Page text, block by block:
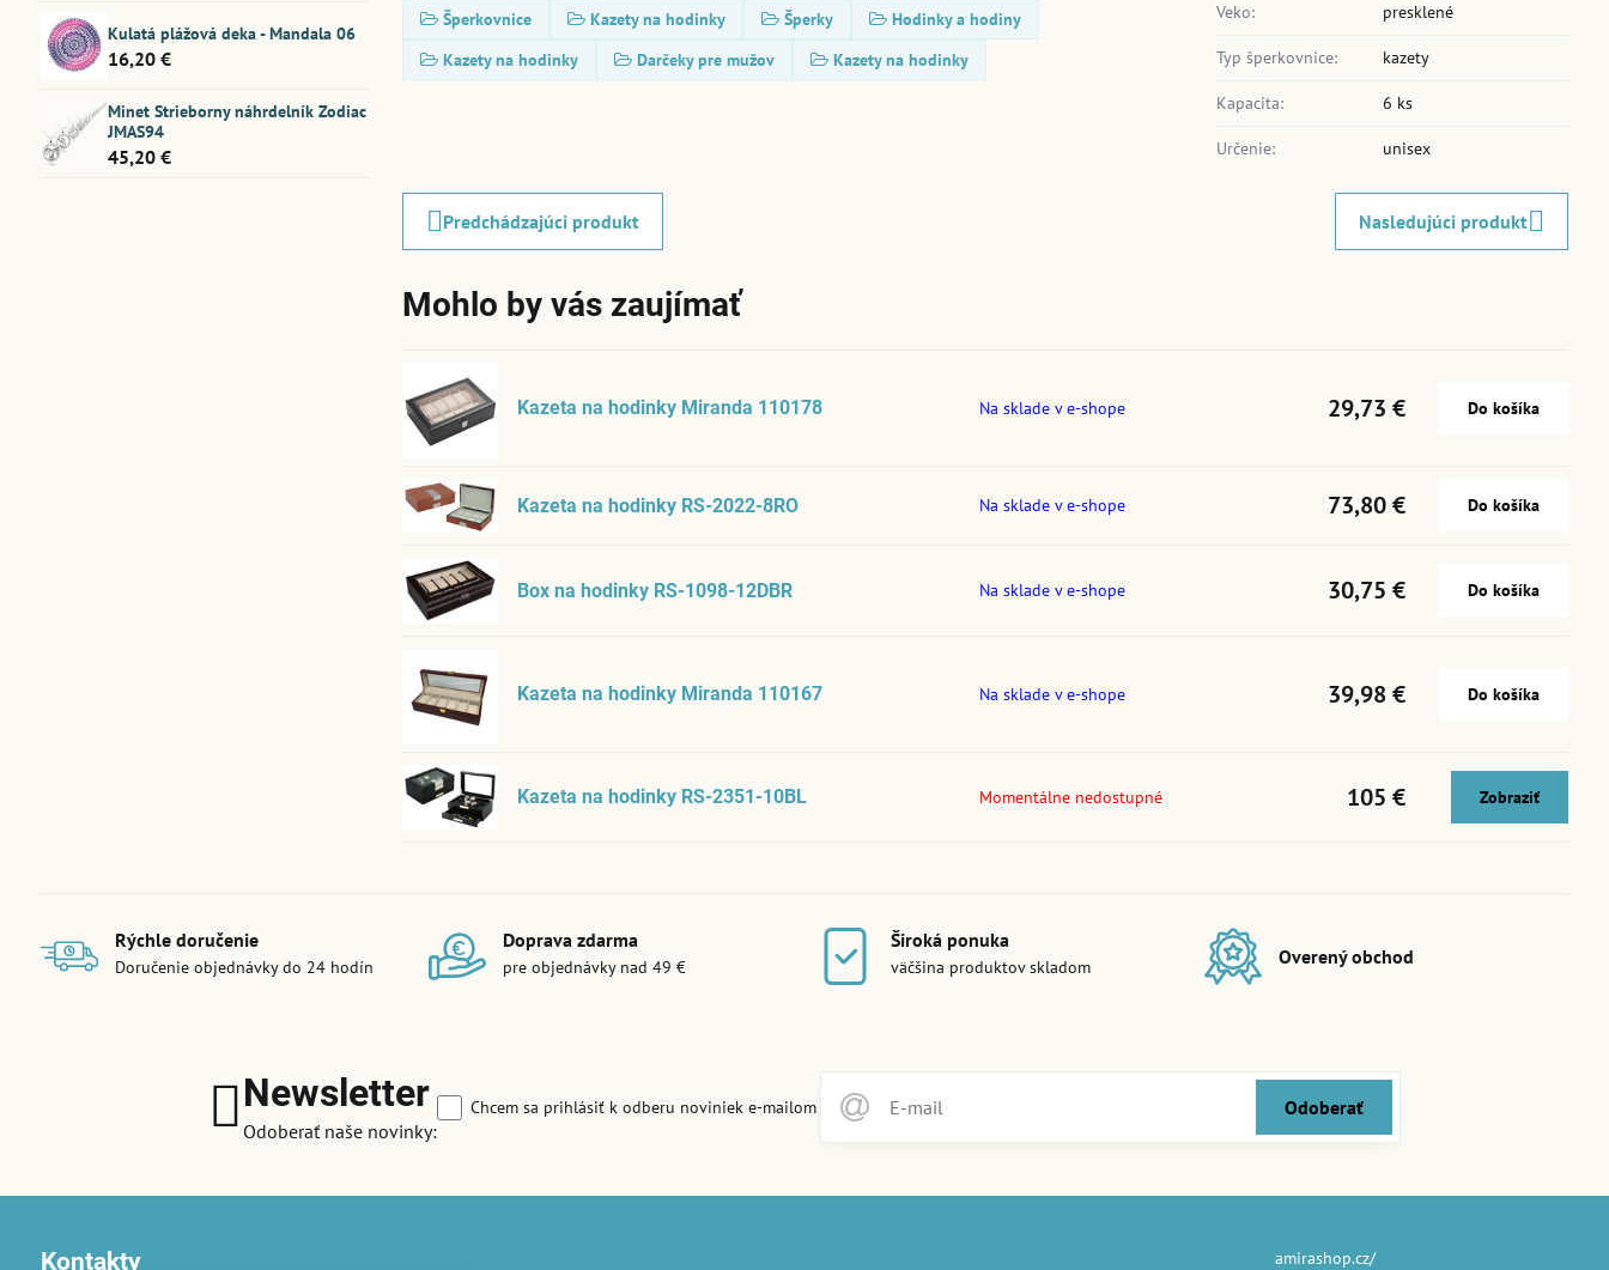
Šperkovnice Kazety na hodinky Šperky
Hodinky a hodiny
Kazety na hodinky
Darčeky pre mužov Kazety na hodinky
Veko: presklené
Typ šperkovnice: kazety
Kapacita: 6 ks
Určenie: unisex
Predchádzajúci produkt Nasledujúci produkt
Mohlo by vás zaujímať
Kazeta na hodinky Miranda 110178 Na sklade v e-shope 29,73 € Do košíka
Kazeta na hodinky RS-2022-8RO Na sklade v e-shope 73,80 € Do košíka
Box na hodinky RS-1098-12DBR Na sklade v e-shope 30,75 € Do košíka
Kazeta na hodinky Miranda 110167 Na sklade v e-shope 39,98 € Do košíka
Kazeta na hodinky RS-2351-10BL Momentálne nedostupné 105 € Zobraziť
Kulatá plážová deka - Mandala 06
16,20 €
Minet Strieborny náhrdelník Zodiac
JMAS94
45,20 €
Rýchle doručenie
Doručenie objednávky do 24 hodín
Doprava zdarma
pre objednávky nad 49 €
Široká ponuka
väčšina produktov skladom Overený obchod
Newsletter
Odoberať naše novinky:
Odoberať
Chcem sa prihlásiť k odberu noviniek e-mailom
Kontakty amirashop.cz/